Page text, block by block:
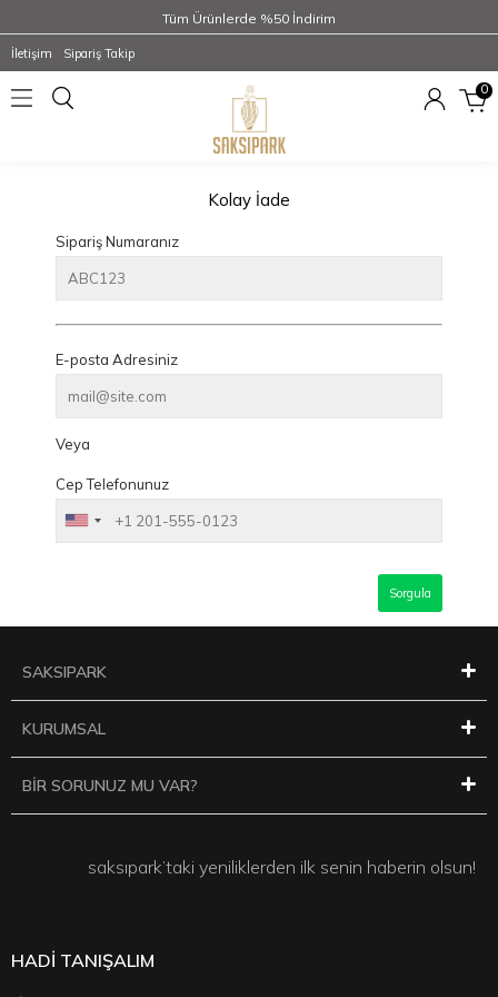
Tüm Ürünlerde %50 İndirim
İletişim Sipariş Takip
0
Kolay İade
Sipariş Numaranız
E-posta Adresiniz
Veya
Cep Telefonunuz
SAKSIPARK
KURUMSAL
BİR SORUNUZ MU VAR?
saksıpark’taki yeniliklerden ilk senin haberin olsun!
HADİ TANIŞALIM